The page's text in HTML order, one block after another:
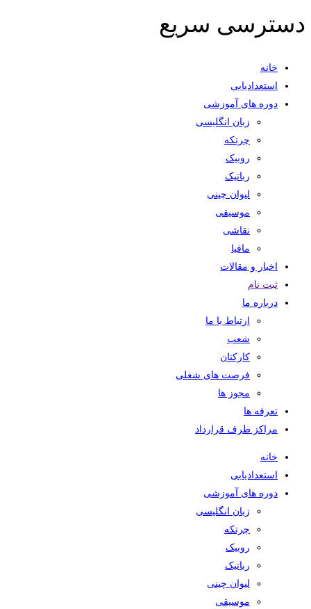
دسترسی سریع
خانه
استعدادیابی
دوره های آموزشی
زبان انگلیسی
چرتکه
روبیک
رباتیک
لیوان چینی
موسیقی
نقاشی
مافیا
اخبار و مقالات
ثبت نام
درباره ما
ارتباط با ما
شعب
کارکنان
فرصت های شغلی
مجوز ها
تعرفه ها
مراکز طرف قرارداد
خانه
استعدادیابی
دوره های آموزشی
زبان انگلیسی
چرتکه
روبیک
رباتیک
لیوان چینی
موسیقی